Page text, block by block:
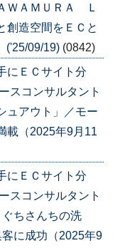
ＷＡＭＵＲＡ Ｌ
創造空間をＥＣと
('25/09/19) (0842)
にＥＣサイト分
スコンサルタント
アウト」／モー
載（2025年9月11
にＥＣサイト分
スコンサルタント
ちさんちの洗
に成功（2025年9